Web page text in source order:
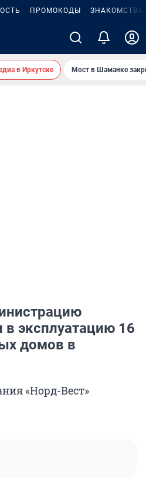
ПРОМОКОДЫ ЗНАКОМСТВА
в Иркутске Мост в Шаманке
в эксплуатацию 16
домов в
«Норд-Вест»